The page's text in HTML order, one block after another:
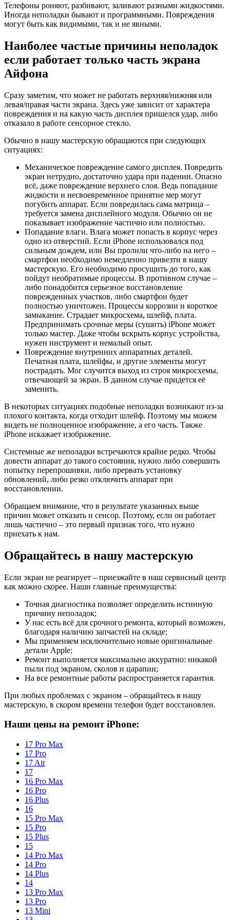
Телефоны роняют, разбивают, заливают разными жидкостями.
Иногда неполадки бывают и программными. Повреждения
могут быть как видимыми, так и не явными.
Наиболее частые причины неполадок
если работает только часть экрана
Айфона
Сразу заметим, что может не работать верхняя/нижняя или
левая/правая части экрана. Здесь уже зависит от характера
повреждения и на какую часть дисплея пришелся удар, либо
отказало в работе сенсорное стекло.
Обычно в нашу мастерскую обращаются при следующих
ситуациях:
Механическое повреждение самого дисплея. Повредить
экран нетрудно, достаточно удара при падении. Опасно
всё, даже повреждение верхнего слоя. Ведь попадание
жидкости и несвоевременное принятие мер могут
погубить аппарат. Если повредилась сама матрица –
требуется замена дисплейного модуля. Обычно он не
показывает изображение частично или полностью.
Попадание влаги. Влага может попасть в корпус через
одно из отверстий. Если iPhone использовался под
сильным дождем, или Вы пролили что-либо на него –
смартфон необходимо немедленно привезти в нашу
мастерскую. Его необходимо просушить до того, как
пойдут необратимые процессы. В противном случае –
либо понадобится серьезное восстановление
поврежденных участков, либо смартфон будет
полностью уничтожен. Процессы коррозии и короткое
замыкание. Страдает микросхема, шлейф, плата.
Предпринимать срочные меры (сушить) iPhone может
только мастер. Даже чтобы вскрыть корпус устройства,
нужен инструмент и немалый опыт.
Повреждение внутренних аппаратных деталей.
Печатная плата, шлейфы, и другие элементы могут
пострадать. Мог случится выход из строя микросхемы,
отвечающей за экран. В данном случае придется её
заменить.
В некоторых ситуациях подобные неполадки возникают из-за
плохого контакта, когда отходит шлейф. Поэтому мы можем
видеть не полноценное изображение, а его часть. Также
iPhone искажает изображение.
Системные же неполадки встречаются крайне редко. Чтобы
довести аппарат до такого состояния, нужно либо совершить
попытку перепрошивки, либо прервать установку
обновлений, либо резко отключить аппарат при
восстановлении.
Обращаем внимание, что в результате указанных выше
причин может отказать и сенсор. Поэтому, если он работает
лишь частично – это первый признак того, что нужно
приехать к нам.
Обращайтесь в нашу мастерскую
Если экран не реагирует – приезжайте в наш сервисный центр
как можно скорее. Наши главные преимущества:
Точная диагностика позволяет определить истинную
причину неполадок;
У нас есть всё для срочного ремонта, который возможен,
благодаря наличию запчастей на складе;
Мы применяем исключительно новые оригинальные
детали Apple;
Ремонт выполняется максимально аккуратно: никакой
пыли под экраном, сколов и царапин;
На все ремонтные работы распространяется гарантия.
При любых проблемах с экраном – обращайтесь в нашу
мастерскую, в скором времени телефон будет восстановлен.
Наши цены на ремонт iPhone:
17 Pro Max
17 Pro
17 Air
17
16 Pro Max
16 Pro
16 Plus
16
15 Pro Max
15 Pro
15 Plus
15
14 Pro Max
14 Pro
14 Plus
14
13 Pro Max
13 Pro
13 Mini